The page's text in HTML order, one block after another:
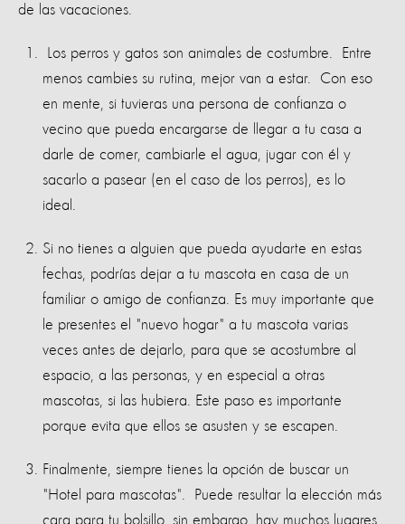
de las vacaciones.
Los perros y gatos son animales de costumbre. Entre
menos cambies su rutina, mejor van a estar. Con eso
en mente, si tuvieras una persona de confianza o
vecino que pueda encargarse de llegar a tu casa a
darle de comer, cambiarle el agua, jugar con él y
sacarlo a pasear (en el caso de los perros), es lo
ideal.
Si no tienes a alguien que pueda ayudarte en estas
fechas, podrías dejar a tu mascota en casa de un
familiar o amigo de confianza. Es muy importante que
le presentes el "nuevo hogar" a tu mascota varias
veces antes de dejarlo, para que se acostumbre al
espacio, a las personas, y en especial a otras
mascotas, si las hubiera. Este paso es importante
porque evita que ellos se asusten y se escapen.
Finalmente, siempre tienes la opción de buscar un
"Hotel para mascotas". Puede resultar la elección más
cara para tu bolsillo, sin embargo, hay muchos lugares